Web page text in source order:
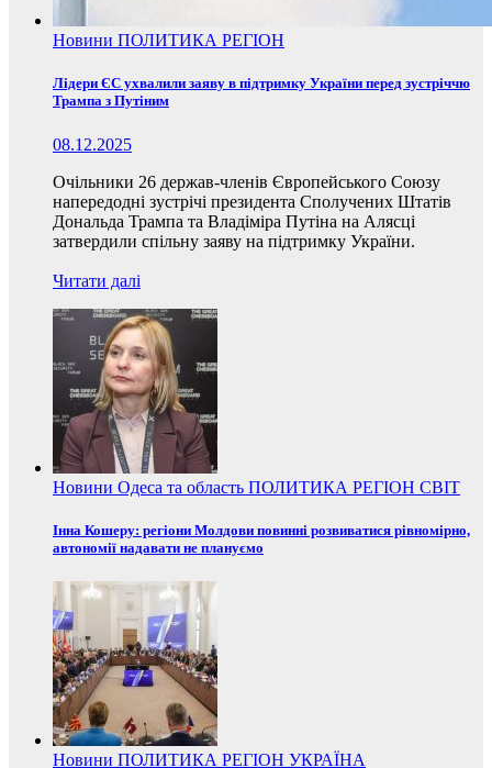
Новини ПОЛИТИКА РЕГІОН
Лідери ЄС ухвалили заяву в підтримку України перед зустріччю
Трампа з Путіним
08.12.2025
Очільники 26 держав-членів Європейського Союзу
напередодні зустрічі президента Сполучених Штатів
Дональда Трампа та Владіміра Путіна на Алясці
затвердили спільну заяву на підтримку України.
Читати далі
Новини Одеса та область ПОЛИТИКА РЕГІОН СВІТ
Інна Кошеру: регіони Молдови повинні розвиватися рівномірно,
автономії надавати не плануємо
Новини ПОЛИТИКА РЕГІОН УКРАЇНА